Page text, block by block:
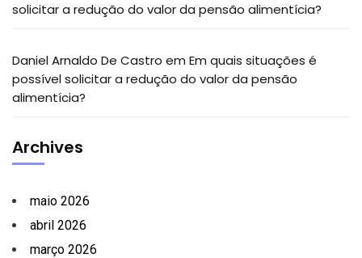
solicitar a redução do valor da pensão alimentícia?
Daniel Arnaldo De Castro em Em quais situações é
possível solicitar a redução do valor da pensão
alimentícia?
Archives
maio 2026
abril 2026
março 2026